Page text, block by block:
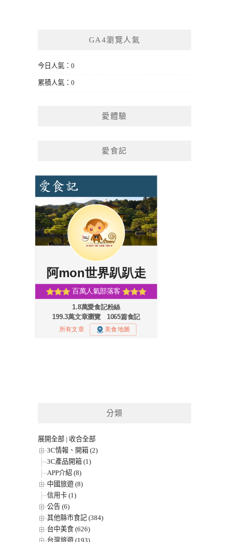
GA4瀏覽人氣
今日人氣：0
累積人氣：0
愛體驗
愛食記
分類
展開全部 | 收合全部
3C情報、開箱 (2)
3C產品開箱 (1)
APP介紹 (8)
中國旅遊 (8)
信用卡 (1)
公告 (6)
其他縣市食記 (384)
台中美食 (626)
台灣旅遊 (193)